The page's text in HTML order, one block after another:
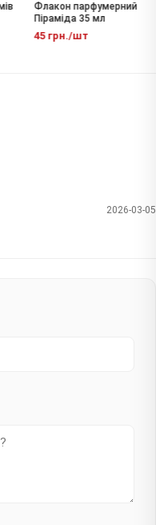
Флакон парфумерний
Піраміда 35 мл
45 грн./шт
2026-03-05